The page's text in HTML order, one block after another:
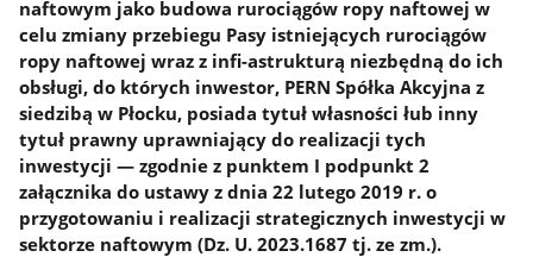
naftowym jako budowa rurociągów ropy naftowej w
celu zmiany przebiegu Pasy istniejących rurociągów
ropy naftowej wraz z infi-astrukturą niezbędną do ich
obsługi, do których inwestor, PERN Spółka Akcyjna z
siedzibą w Płocku, posiada tytuł własności łub inny
tytuł prawny uprawniający do realizacji tych
inwestycji — zgodnie z punktem I podpunkt 2
załącznika do ustawy z dnia 22 lutego 2019 r. o
przygotowaniu i realizacji strategicznych inwestycji w
sektorze naftowym (Dz. U. 2023.1687 tj. ze zm.).